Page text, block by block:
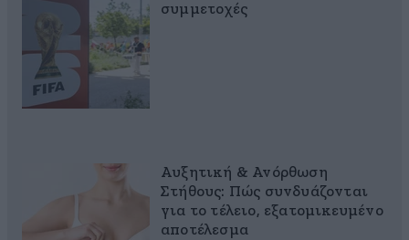
συμμετοχές
Αυξητική & Ανόρθωση
Στήθους: Πώς συνδυάζονται
για το τέλειο, εξατομικευμένο
αποτέλεσμα